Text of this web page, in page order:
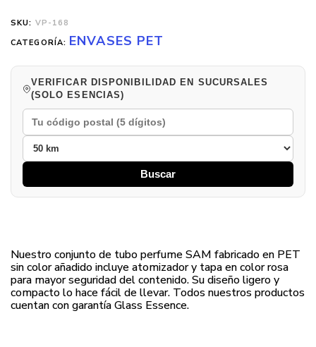
SKU: VP-168
CATEGORÍA: ENVASES PET
VERIFICAR DISPONIBILIDAD EN SUCURSALES
(SOLO ESENCIAS)
Buscar
Nuestro conjunto de tubo perfume SAM fabricado en PET
sin color añadido incluye atomizador y tapa en color rosa
para mayor seguridad del contenido. Su diseño ligero y
compacto lo hace fácil de llevar. Todos nuestros productos
cuentan con garantía Glass Essence.